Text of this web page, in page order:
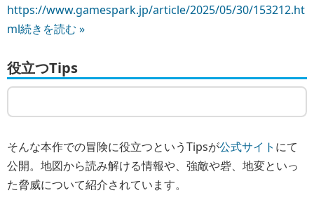
https://www.gamespark.jp/article/2025/05/30/153212.ht
ml続きを読む »
役立つTips
そんな本作での冒険に役立つというTipsが公式サイト にて
公開。地図から読み解ける情報や、強敵や砦、地変といっ
た脅威について紹介されています。